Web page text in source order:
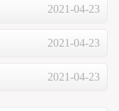
2021-04-23
2021-04-23
2021-04-23